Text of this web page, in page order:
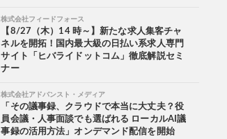
株式会社フィードフォース
【8/27（木）14 時～】新たな求人集客チャ
ネルを開拓！国内最大級の日払い系求人専門
サイト「ヒバライドットコム」徹底解説セミ
ナー
株式会社アドバンスト・メディア
「その議事録、クラウドで本当に大丈夫？役
員会議・人事面談でも選ばれる ローカルAI議
事録の活用方法」オンデマンド配信を開始